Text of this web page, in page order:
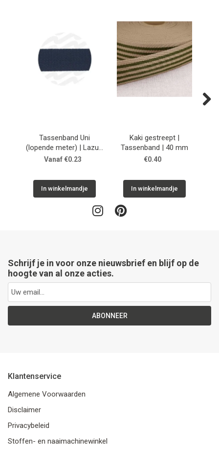
Tassenband Uni
(lopende meter) | Lazulli
Blue
Vanaf €0.23
In winkelmandje
Kaki gestreept |
Tassenband | 40 mm
€0.40
In winkelmandje
Schrijf je in voor onze nieuwsbrief en blijf op de
hoogte van al onze acties.
ABONNEER
Klantenservice
Algemene Voorwaarden
Disclaimer
Privacybeleid
Stoffen- en naaimachinewinkel